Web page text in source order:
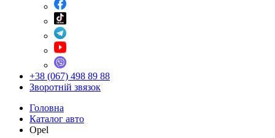
+38 (067) 498 89 88
Зворотній звязок
Головна
Каталог авто
Opel